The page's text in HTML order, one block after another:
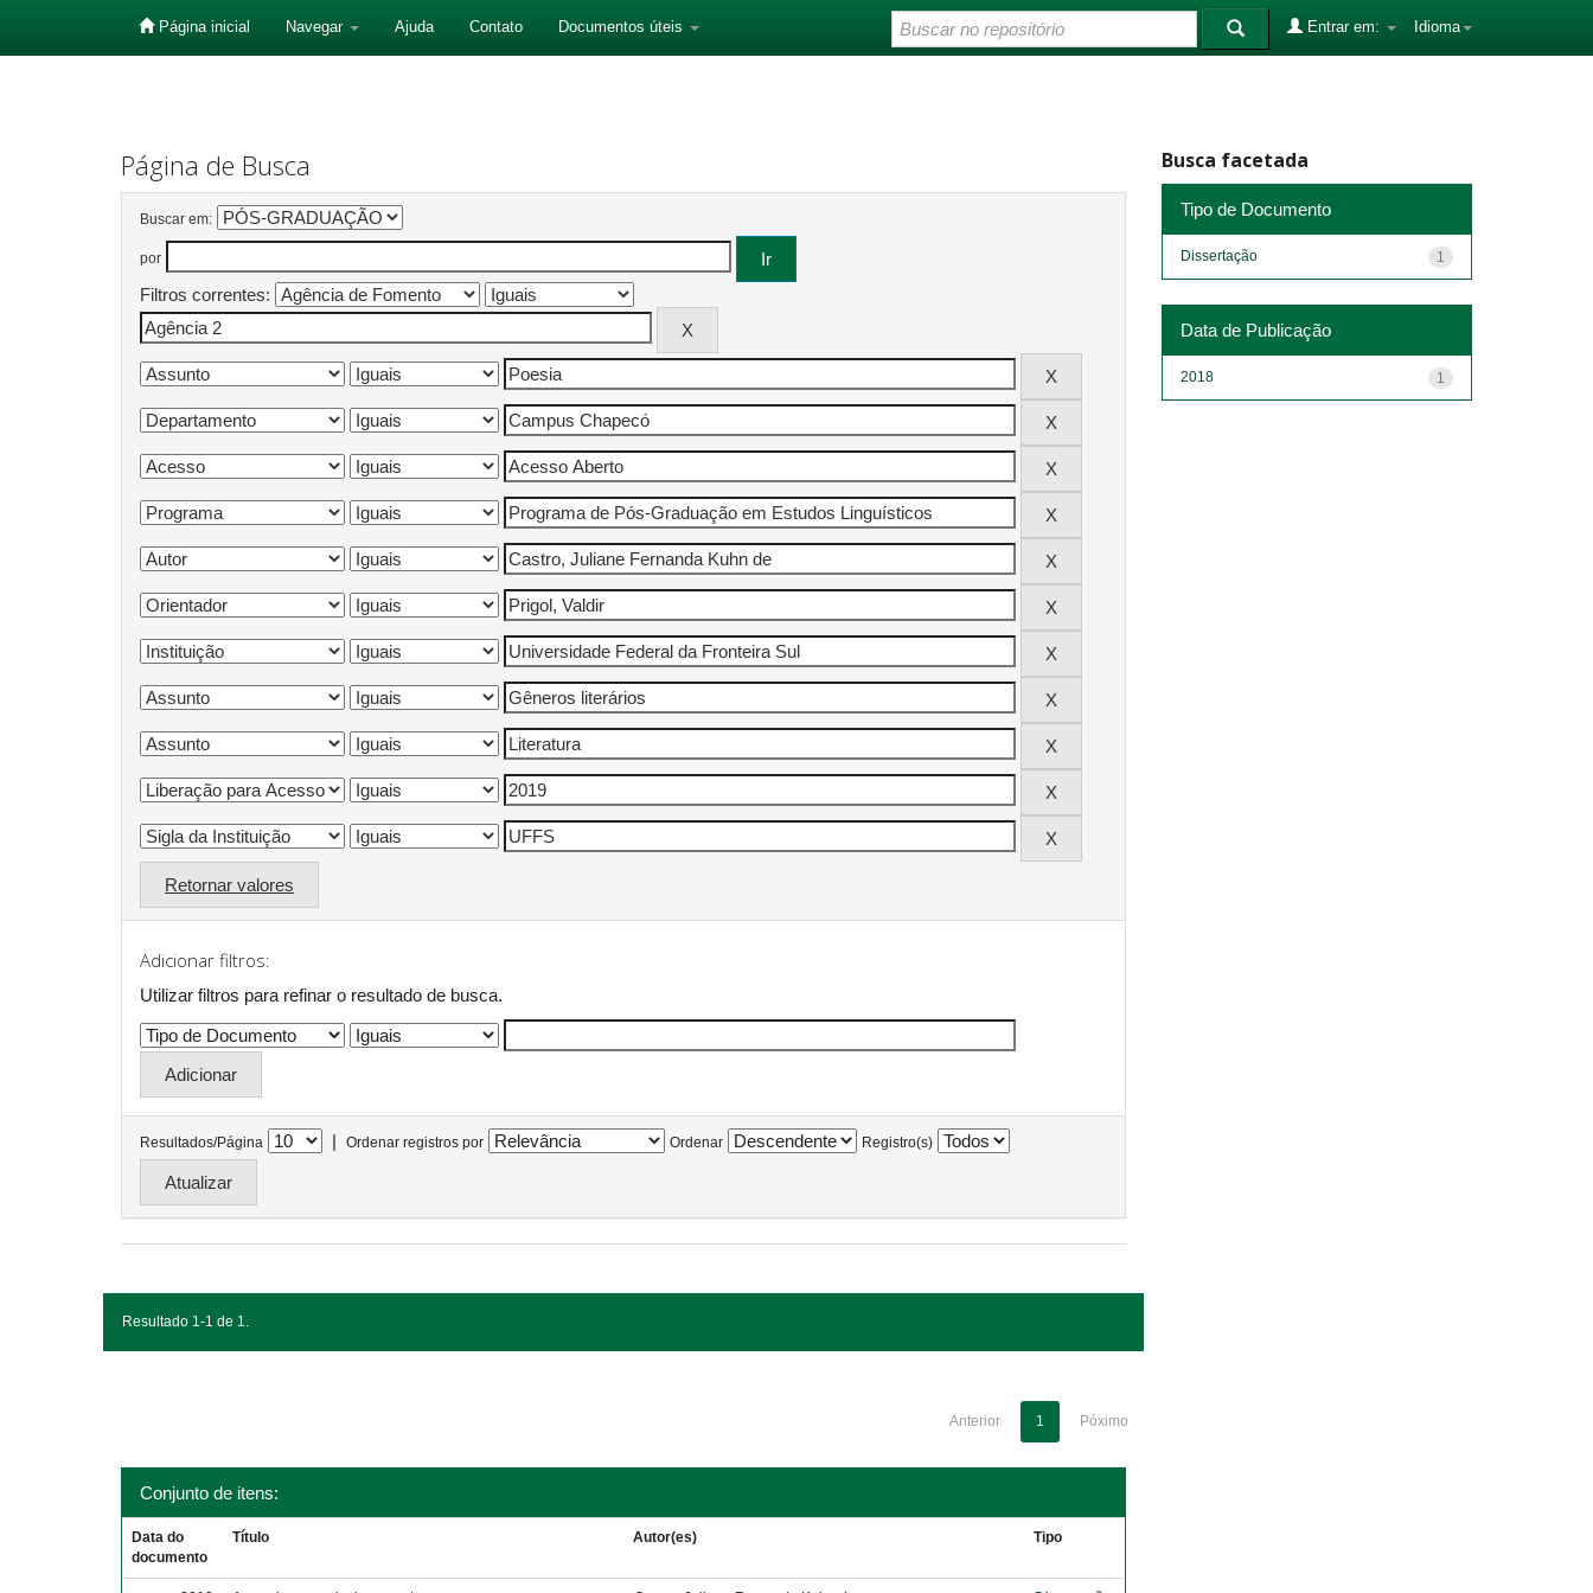
Página inicial Navegar Ajuda Contato Documentos úteis Idioma
Entrar em:
Página de Busca
Buscar em:
por
Filtros correntes:
Retornar valores
Adicionar filtros:
Utilizar filtros para refinar o resultado de busca.
Resultados/Página | Ordenar registros por Ordenar Registro(s)
Resultado 1-1 de 1.
Anterior 1 Póximo
Conjunto de itens:
Data do
documento
Título Autor(es) Tipo
Busca facetada
Tipo de Documento
1
Dissertação
Data de Publicação
1
2018